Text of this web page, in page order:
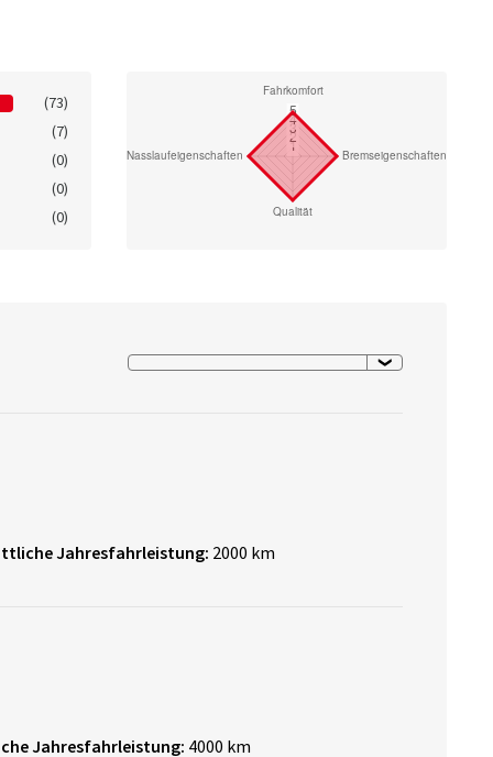
(73)
(7)
(0)
(0)
(0)
Jahresfahrleistung: 2000 km
Jahresfahrleistung: 4000 km